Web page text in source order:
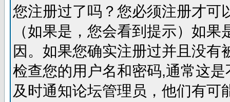
您注册过了吗？您必须注册才可
（如果是，您会看到提示）如
因。如果您确实注册过并且没
检查您的用户名和密码,通常这
及时通知论坛管理员，他们有可